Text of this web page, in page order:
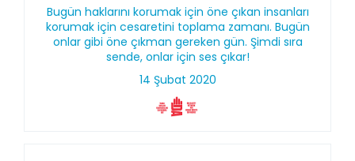
Bugün haklarını korumak için öne çıkan insanları
korumak için cesaretini toplama zamanı. Bugün
onlar gibi öne çıkman gereken gün. Şimdi sıra
sende, onlar için ses çıkar!
14 Şubat 2020